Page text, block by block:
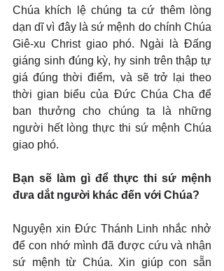
Chúa khích lệ chúng ta cứ thêm lòng
dạn dĩ vì đây là sứ mệnh do chính Chúa
Giê-xu Christ giao phó. Ngài là Đấng
giáng sinh đúng kỳ, hy sinh trên thập tự
giá đúng thời điểm, và sẽ trở lại theo
thời gian biểu của Đức Chúa Cha để
ban thưởng cho chúng ta là những
người hết lòng thực thi sứ mệnh Chúa
giao phó.
Bạn sẽ làm gì để thực thi sứ mệnh
đưa dắt người khác đến với Chúa?
Nguyện xin Đức Thánh Linh nhắc nhở
để con nhớ mình đã được cứu và nhận
sứ mệnh từ Chúa. Xin giúp con sẵn